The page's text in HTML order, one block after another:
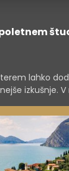
lahko
izkušnje.
vedeti